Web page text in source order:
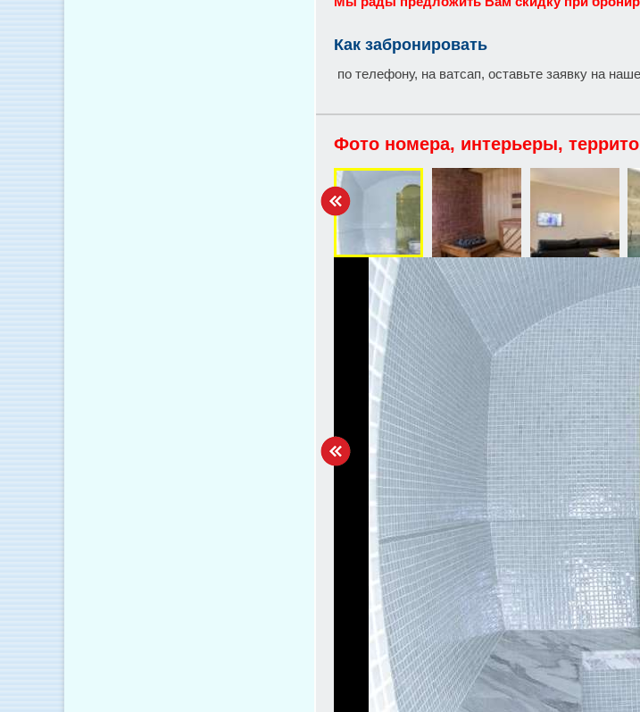
Как забронировать
по телефону, на ватсап, оставьте заявку на
Фото номера, интерьеры,